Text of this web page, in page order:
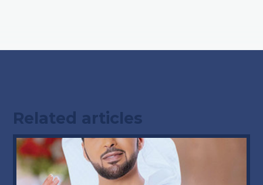
Related articles